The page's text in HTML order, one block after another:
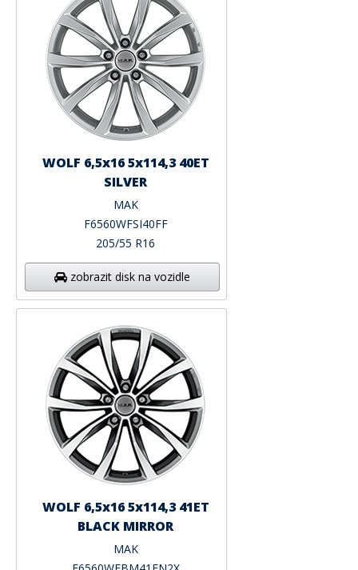
WOLF 6,5x16 5x114,3 40ET
SILVER
MAK
F6560WFSI40FF
205/55 R16
zobrazit disk na vozidle
WOLF 6,5x16 5x114,3 41ET
BLACK MIRROR
MAK